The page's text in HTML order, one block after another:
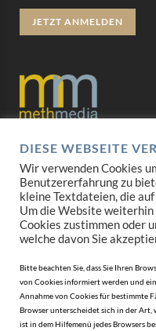
JETZT ANMELDEN
Datenschutz
Impressum
AGB
Mediadaten
DIESE WEBSEITE
Wir verwenden Cookies
Benutzererfahrung zu
kleine Textdateien, die
Um die Website weiterhin
Cookies zustimmen oder
welche davon Sie
Bitte beachten Sie, dass Sie Ihren
von Cookies informiert werden und
Annahme von Cookies für bestimmte
Browser unterscheidet sich in der Art,
ist in dem Hilfemenü jedes Browsers